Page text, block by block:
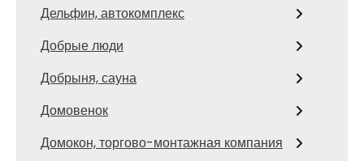
Дельфин, автокомплекс
Добрые люди
Добрыня, сауна
Домовенок
Домокон, торгово-монтажная компания